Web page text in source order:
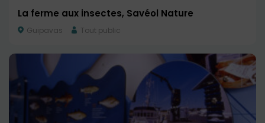
La ferme aux insectes, Savéol Nature
Guipavas Tout public